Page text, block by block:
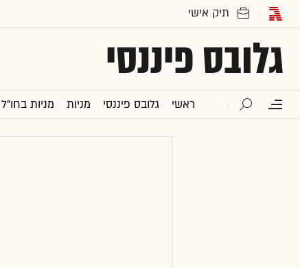
גלובס פיננסי
ראשי גלובס פיננסי מניות מניות בחו"ל